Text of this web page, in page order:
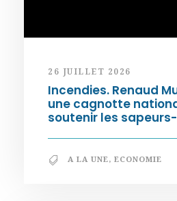
26 JUILLET 2026
Incendies. Renaud
une cagnotte
soutenir les
A LA UNE, ECONOMIE